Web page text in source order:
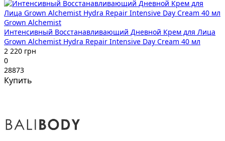
Grown Alchemist
Интенсивный Восстанавливающий Дневной Крем для Лица
Grown Alchemist Hydra Repair Intensive Day Cream 40 мл
2 220 грн
0
28873
Купить